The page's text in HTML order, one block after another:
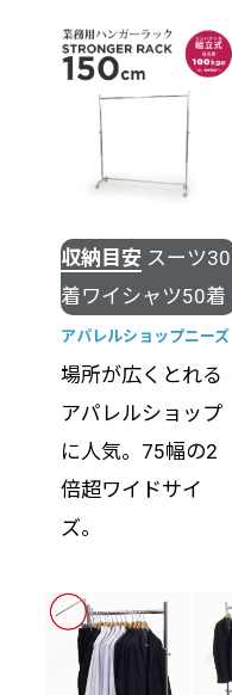
収納目安 スーツ30
着ワイシャツ50着
アパレルショップニーズ
場所が広くとれる
アパレルショップ
に人気。75幅の2
倍超ワイドサイ
ズ。